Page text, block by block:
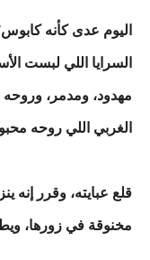
اليوم عدى كأنه
السرايا اللي لبست
مهدود، ومدمر، وروحه
الغربي اللي روحه
قلع عبايته، وقرر إنه
مخنوقة في زورها،